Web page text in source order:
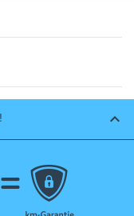
keyboard_arrow_up